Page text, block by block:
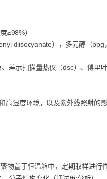
≥98%）
diisocyanate），多元醇（
差示扫描量热仪（dsc）、傅里
湿度环境，以及紫外线照射的
物置于恒温箱中，定期取样进行